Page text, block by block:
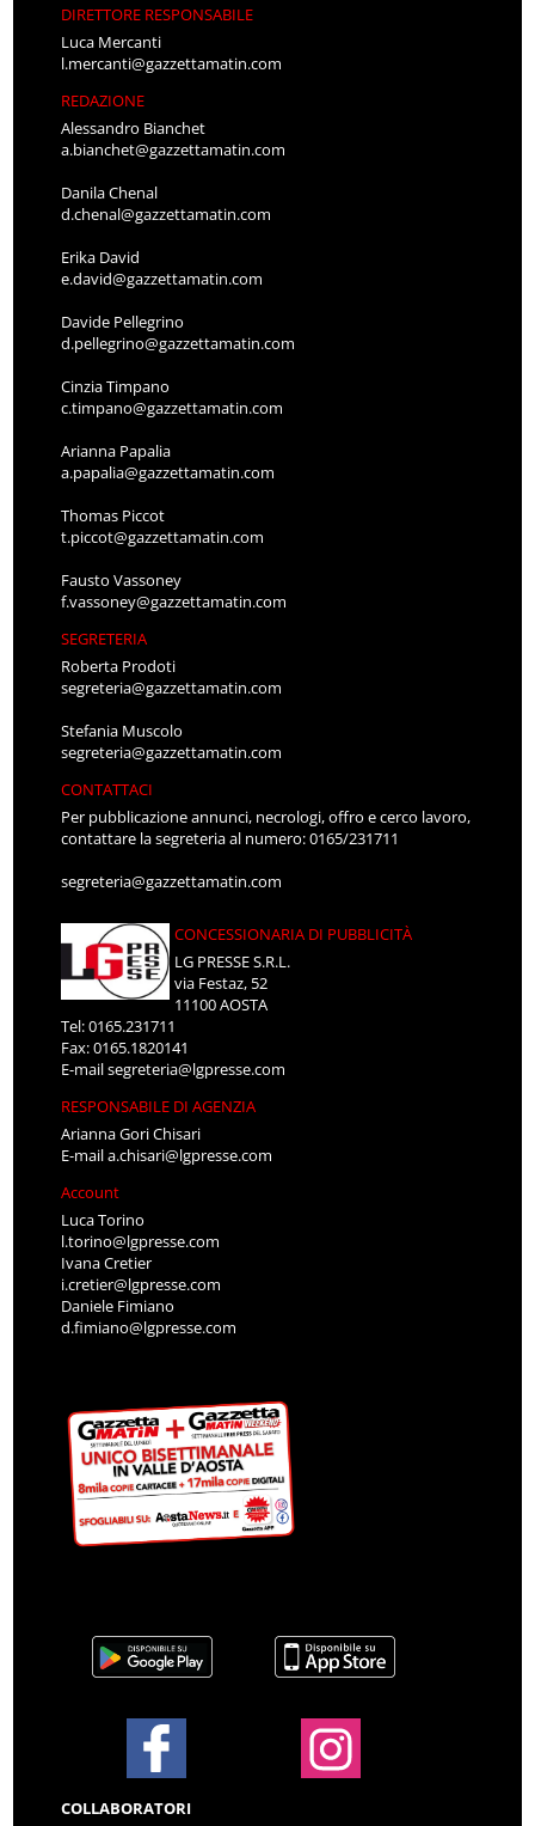
DIRETTORE RESPONSABILE
Luca Mercanti
l.mercanti@gazzettamatin.com
REDAZIONE
Alessandro Bianchet
a.bianchet@gazzettamatin.com
Danila Chenal
d.chenal@gazzettamatin.com
Erika David
e.david@gazzettamatin.com
Davide Pellegrino
d.pellegrino@gazzettamatin.com
Cinzia Timpano
c.timpano@gazzettamatin.com
Arianna Papalia
a.papalia@gazzettamatin.com
Thomas Piccot
t.piccot@gazzettamatin.com
Fausto Vassoney
f.vassoney@gazzettamatin.com
SEGRETERIA
Roberta Prodoti
segreteria@gazzettamatin.com
Stefania Muscolo
segreteria@gazzettamatin.com
CONTATTACI
Per pubblicazione annunci, necrologi, offro e cerco lavoro,
contattare la segreteria al numero: 0165/231711
segreteria@gazzettamatin.com
CONCESSIONARIA DI PUBBLICITÀ
LG PRESSE S.R.L.
via Festaz, 52
11100 AOSTA
Tel: 0165.231711
Fax: 0165.1820141
E-mailsegreteria@lgpresse.com
RESPONSABILE DI AGENZIA
Arianna Gori Chisari
E-maila.chisari@lgpresse.com
Account
Luca Torino
l.torino@lgpresse.com
Ivana Cretier
i.cretier@lgpresse.com
Daniele Fimiano
d.fimiano@lgpresse.com
COLLABORATORI